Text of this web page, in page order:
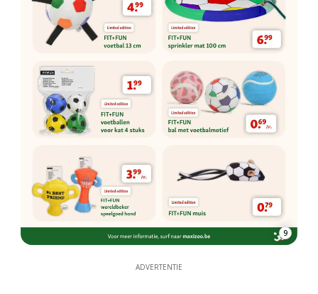
9
ADVERTENTIE